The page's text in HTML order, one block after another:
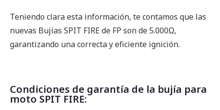
Teniendo clara esta información, te contamos que las
nuevas Bujías SPIT FIRE de FP son de 5.000Ω,
garantizando una correcta y eficiente ignición.
Condiciones de garantía de la bujía para
moto SPIT FIRE: